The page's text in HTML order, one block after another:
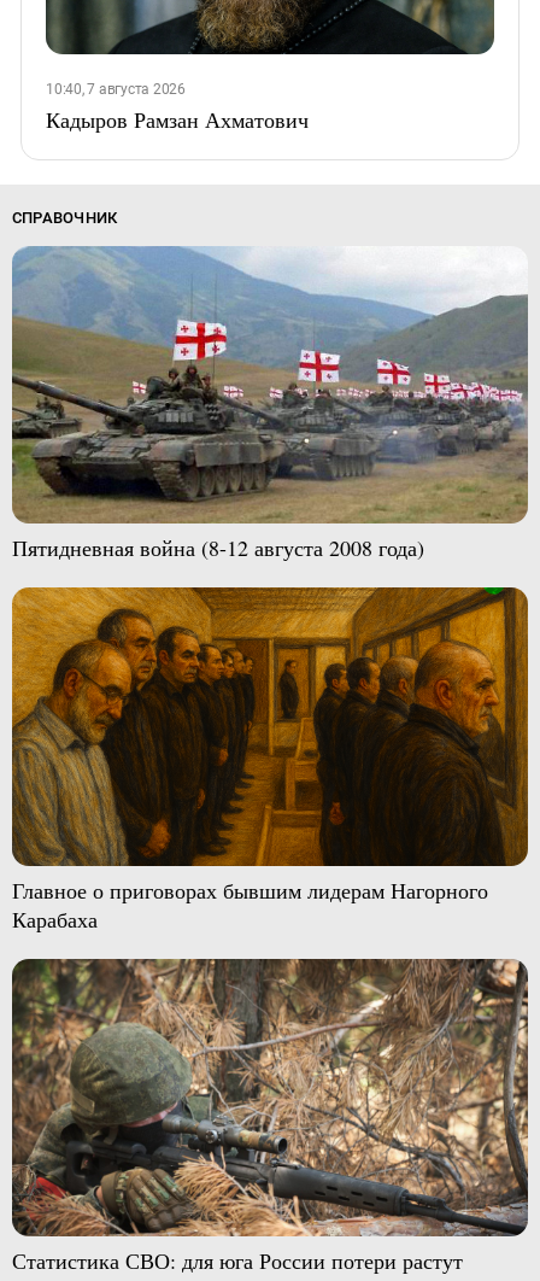
10:40, 7 августа 2026
Кадыров Рамзан Ахматович
СПРАВОЧНИК
Пятидневная война (8-12 августа 2008 года)
Главное о приговорах бывшим лидерам Нагорного
Карабаха
Статистика СВО: для юга России потери растут